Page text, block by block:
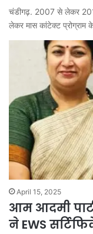
चंडीगढ़. 2007 से लेकर
लेकर मास कांटेक्ट प्रोग्राम
April 15, 2025
आम आदमी
ने EWS